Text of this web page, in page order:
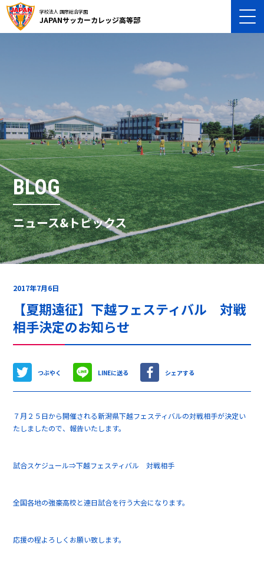
学校法人 国際総合学園
JAPANサッカーカレッジ高等部
BLOG
ニュース&トピックス
2017年7月6日
【夏期遠征】下越フェスティバル 対戦
相手決定のお知らせ
つぶやく LINEに送る シェアする
７月２５日から開催される新潟県下越フェスティバルの対戦相手が決定い
たしましたので、報告いたします。
試合スケジュール⇒下越フェスティバル 対戦相手
全国各地の強豪高校と連日試合を行う大会になります。
応援の程よろしくお願い致します。